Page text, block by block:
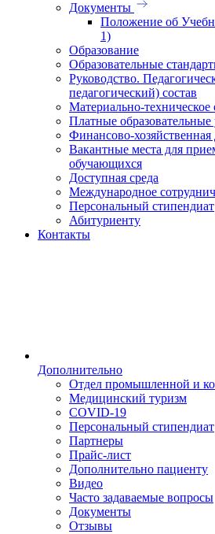
Документы
Положение об
1)
Образование
Образовательные
Руководство.
педагогический) состав
Материально-
Платные образовательные
Финансово-хозяйственная
Вакантные места для
обучающихся
Доступная среда
Международное
Персональный стипендиат
Абитуриенту
Контакты
Дополнительно
Отдел промышленной и
Медицинский туризм
COVID-19
Персональный стипендиат
Партнеры
Прайс-лист
Дополнительно пациенту
Видео
Часто задаваемые вопросы
Документы
Отзывы